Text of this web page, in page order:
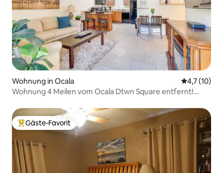
Wohnung in Ocala
4,7 (10)
Wohnung 4 Meilen vom Ocala Dtwn Square entfernt!
Beliebter Gäste-Favorit.
Gäste-Favorit